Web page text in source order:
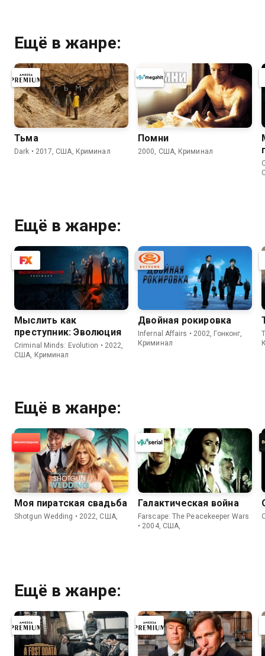
Ещё в жанре:
Тьма
Dark • 2017, США, Криминал
Помни
2000, США, Криминал
Ещё в жанре:
Мыслить как
преступник: Эволюция
Criminal Minds: Evolution • 2022,
США, Криминал
Двойная рокировка
Infernal Affairs • 2002, Гонконг,
Криминал
Ещё в жанре:
Моя пиратская свадьба
Shotgun Wedding • 2022, США,
Галактическая война
Farscape: The Peacekeeper Wars
• 2004, США,
Ещё в жанре: